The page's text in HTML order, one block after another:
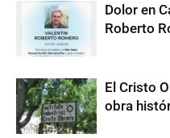
Dolor en
Roberto
El Cristo
obra